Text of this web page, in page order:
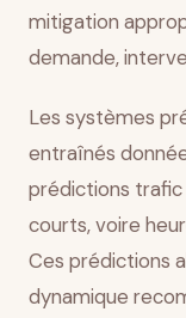
mitigation
demande,
Les systèmes
entraînés
prédictions
courts, voire
Ces prédictions
dynamique